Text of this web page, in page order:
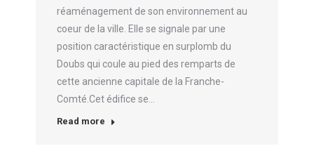
réaménagement de son environnement au
coeur de la ville. Elle se signale par une
position caractéristique en surplomb du
Doubs qui coule au pied des remparts de
cette ancienne capitale de la Franche-
Comté.Cet édifice se…
Read more